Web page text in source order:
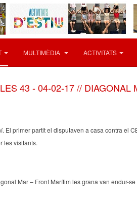
MULTIMÈDIA ACTIVITATS
43 - 04-02-17 // DIAGONAL
primer partit el disputaven a casa contra el
les visitants.
Mar – Front Marítim les grana van endur-